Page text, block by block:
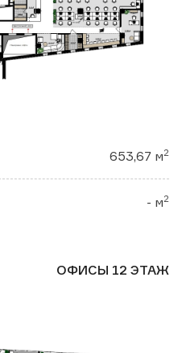
653,67 м2
- м2
ОФИСЫ 12 ЭТАЖ